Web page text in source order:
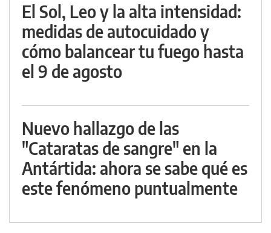
El Sol, Leo y la alta intensidad:
medidas de autocuidado y
cómo balancear tu fuego hasta
el 9 de agosto
Nuevo hallazgo de las
"Cataratas de sangre" en la
Antártida: ahora se sabe qué es
este fenómeno puntualmente